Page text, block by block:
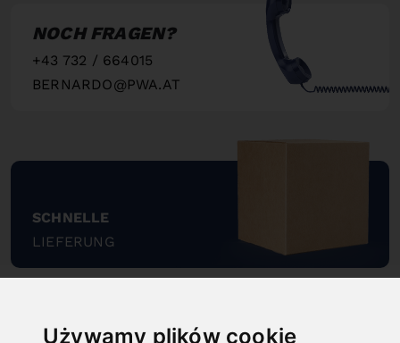
Używamy plików cookie
NOCH FRAGEN?
+43 732 / 664015
BERNARDO@PWA.AT
SCHNELLE
LIEFERUNG
"